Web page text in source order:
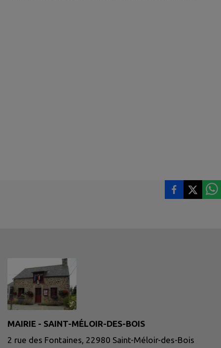
MAIRIE - SAINT-MÉLOIR-DES-BOIS
2 rue des Fontaines, 22980 Saint-Méloir-des-Bois